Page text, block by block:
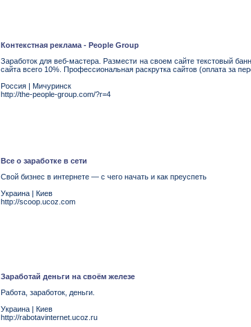
Контекстная реклама - People Group
Заработок для веб-мастера. Размести на своем сайте текстовый
сайта всего 10%. Профессиональная раскрутка сайтов (оплата за
Россия | Мичуринск
http://the-people-group.com/?r=4
Все о заработке в сети
Свой бизнес в интернете — с чего начать и как преуспеть
Украина | Киев
http://scoop.ucoz.com
Заработай деньги на своём железе
Работа, заработок, деньги.
Украина | Киев
http://rabotavinternet.ucoz.ru